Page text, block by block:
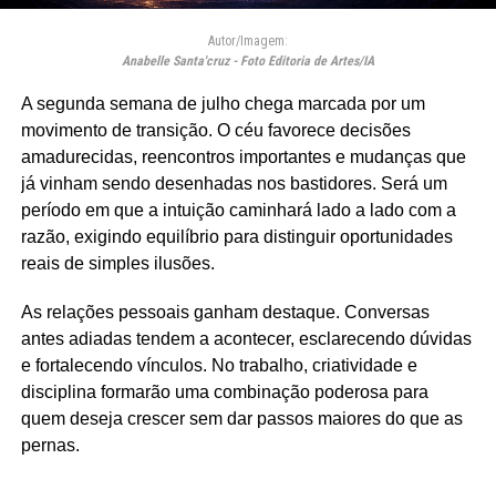
Autor/Imagem:
Anabelle Santa'cruz - Foto Editoria de Artes/IA
A segunda semana de julho chega marcada por um
movimento de transição. O céu favorece decisões
amadurecidas, reencontros importantes e mudanças que
já vinham sendo desenhadas nos bastidores. Será um
período em que a intuição caminhará lado a lado com a
razão, exigindo equilíbrio para distinguir oportunidades
reais de simples ilusões.
As relações pessoais ganham destaque. Conversas
antes adiadas tendem a acontecer, esclarecendo dúvidas
e fortalecendo vínculos. No trabalho, criatividade e
disciplina formarão uma combinação poderosa para
quem deseja crescer sem dar passos maiores do que as
pernas.